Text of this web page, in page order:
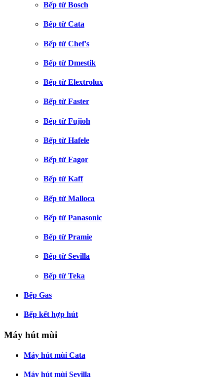
Bếp từ Bosch
Bếp từ Cata
Bếp từ Chef's
Bếp từ Dmestik
Bếp từ Elextrolux
Bếp từ Faster
Bếp từ Fujioh
Bếp từ Hafele
Bếp từ Fagor
Bếp từ Kaff
Bếp từ Malloca
Bếp từ Panasonic
Bếp từ Pramie
Bếp từ Sevilla
Bếp từ Teka
Bếp Gas
Bếp kết hợp hút
Máy hút mùi
Máy hút mùi Cata
Máy hút mùi Sevilla